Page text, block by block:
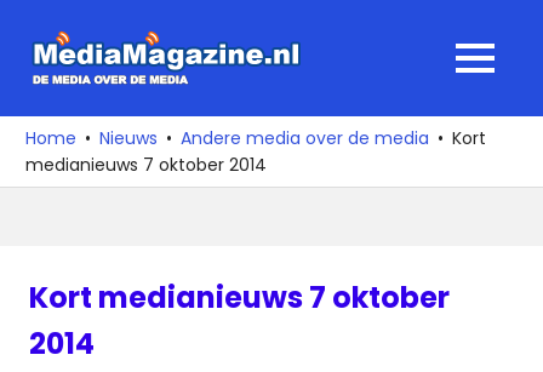
naar
media
over
de
MENU
Home Nieuws Andere media over de media
Kort
medianieuws 7 oktober 2014
Kort medianieuws 7 oktober
2014